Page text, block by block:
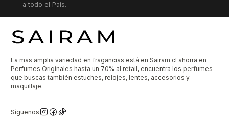
a todo el País.
La mas amplia variedad en fragancias está en Sairam.cl ahorra en
Perfumes Originales hasta un 70% al retail, encuentra los perfumes
que buscas también estuches, relojes, lentes, accesorios y
maquillaje.
Síguenos